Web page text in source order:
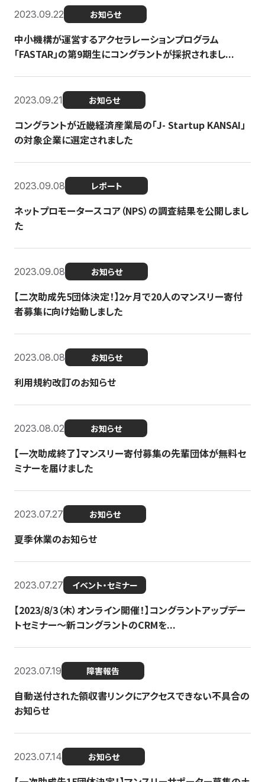
2023.09.22 お知らせ
中小機構が運営するアクセラレーションプログラム
「FASTAR」の第9期生にコングラントが採択されまし...
2023.09.21 お知らせ
コングラントが近畿経済産業局の「J- Startup KANSAI」
の対象企業に選定されました
2023.09.08 レポート
ネットプロモータースコア（NPS）の調査結果を公開しまし
た
2023.09.08 お知らせ
【二次助成先5団体決定！】2ヶ月で20人のマンスリー寄付
者募集に向け始動しました
2023.08.08 お知らせ
利用規約改訂のお知らせ
2023.08.02 お知らせ
【一次助成終了】マンスリー寄付募集の先輩団体が無料セ
ミナーを届けました
2023.07.27 お知らせ
夏季休業のお知らせ
2023.07.27 イベント・セミナー
【2023/8/3（木）オンライン開催！】コングラントアップデー
トセミナー〜新コングラントのCRMを...
2023.07.19 障害報告
自動送付された領収書リンクにアクセスできない不具合の
お知らせ
2023.07.14 お知らせ